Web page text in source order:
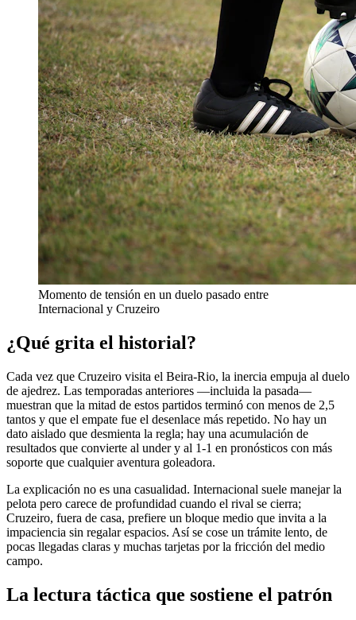
Momento de tensión en un duelo pasado entre
Internacional y Cruzeiro
¿Qué grita el historial?
Cada vez que Cruzeiro visita el Beira-Rio, la inercia empuja al duelo
de ajedrez. Las temporadas anteriores —incluida la pasada—
muestran que la mitad de estos partidos terminó con menos de 2,5
tantos y que el empate fue el desenlace más repetido. No hay un
dato aislado que desmienta la regla; hay una acumulación de
resultados que convierte al under y al 1-1 en pronósticos con más
soporte que cualquier aventura goleadora.
La explicación no es una casualidad. Internacional suele manejar la
pelota pero carece de profundidad cuando el rival se cierra;
Cruzeiro, fuera de casa, prefiere un bloque medio que invita a la
impaciencia sin regalar espacios. Así se cose un trámite lento, de
pocas llegadas claras y muchas tarjetas por la fricción del medio
campo.
La lectura táctica que sostiene el patrón